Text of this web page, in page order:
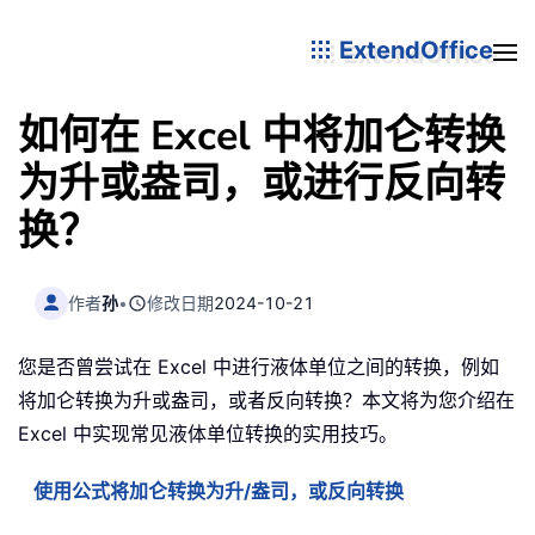
ExtendOffice
如何在 Excel 中将加仑转换
为升或盎司，或进行反向转
换？
作者孙• 修改日期2024-10-21
您是否曾尝试在 Excel 中进行液体单位之间的转换，例如
将加仑转换为升或盎司，或者反向转换？本文将为您介绍在
Excel 中实现常见液体单位转换的实用技巧。
使用公式将加仑转换为升/盎司，或反向转换